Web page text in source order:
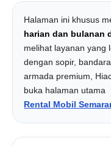
Halaman ini khusus
harian dan bulanan
melihat layanan yang
dengan sopir,
armada premium,
buka halaman utama
Rental Mobil